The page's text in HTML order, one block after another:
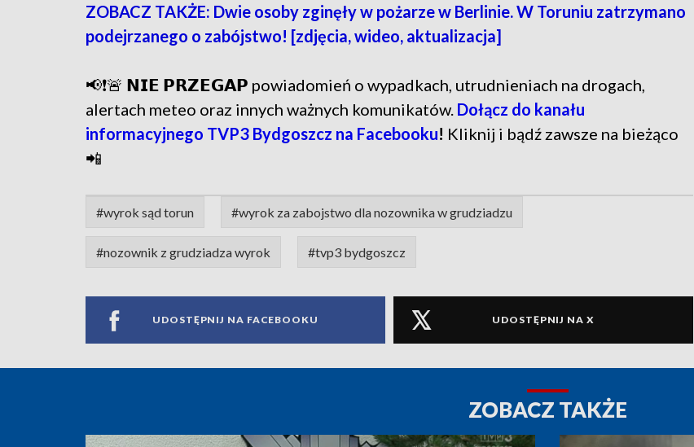
ZOBACZ TAKŻE: Dwie osoby zginęły w pożarze w Berlinie. W Toruniu zatrzymano
podejrzanego o zabójstwo! [zdjęcia, wideo, aktualizacja]
📢❗🚨 𝗡𝗜𝗘 𝗣𝗥𝗭𝗘𝗚𝗔𝗣 powiadomień o wypadkach, utrudnieniach na drogach,
alertach meteo oraz innych ważnych komunikatów. Dołącz do kanału
informacyjnego TVP3 Bydgoszcz na Facebooku! Kliknij i bądź zawsze na bieżąco
📲
#wyrok sąd torun #wyrok za zabojstwo dla nozownika w grudziadzu
#nozownik z grudziadza wyrok #tvp3 bydgoszcz
UDOSTĘPNIJ NA FACEBOOKU UDOSTĘPNIJ NA X
ZOBACZ TAKŻE